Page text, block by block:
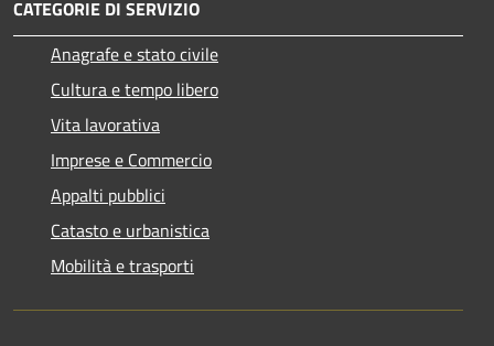
CATEGORIE DI SERVIZIO
Anagrafe e stato civile
Cultura e tempo libero
Vita lavorativa
Imprese e Commercio
Appalti pubblici
Catasto e urbanistica
Mobilità e trasporti